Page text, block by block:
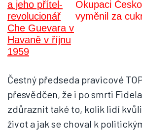
Okupaci
vyměnil za
Čestný předseda pravicové
přesvědčen, že i po smrti
zdůraznit také to, kolik lidí
život a jak se choval k